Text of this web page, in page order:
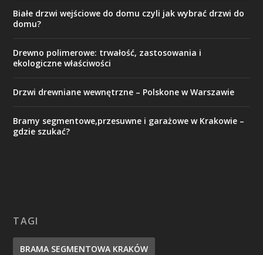
Białe drzwi wejściowe do domu czyli jak wybrać drzwi do
domu?
Drewno polimerowe: trwałość, zastosowania i
ekologiczne właściwości
Drzwi drewniane wewnętrzne – Polskone w Warszawie
Bramy segmentowe,przesuwne i garażowe w Krakowie –
gdzie szukać?
TAGI
BRAMA SEGMENTOWA KRAKÓW